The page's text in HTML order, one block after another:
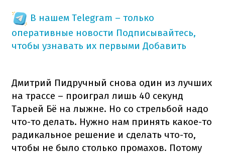
В нашем Telegram – только
оперативные новости Подписывайтесь,
чтобы узнавать их первыми Добавить
Дмитрий Пидручный снова один из лучших
на трассе – проиграл лишь 40 секунд
Тарьей Бё на лыжне. Но со стрельбой надо
что-то делать. Нужно нам принять какое-то
радикальное решение и сделать что-то,
чтобы не было столько промахов. Потому